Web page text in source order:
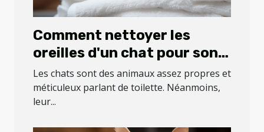
Comment nettoyer les
oreilles d'un chat pour son
bien-être ?
Les chats sont des animaux assez propres et
méticuleux parlant de toilette. Néanmoins,
leur...